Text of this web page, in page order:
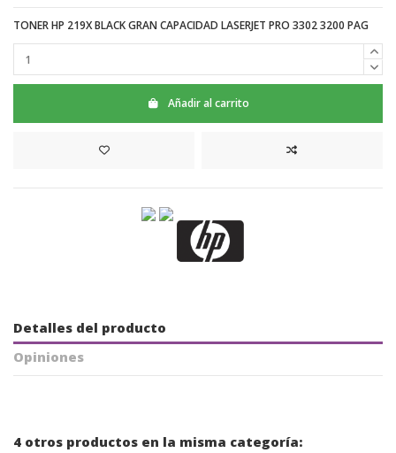
TONER HP 219X BLACK GRAN CAPACIDAD LASERJET PRO 3302 3200 PAG
Añadir al carrito
Detalles del producto
Opiniones
4 otros productos en la misma categoría: